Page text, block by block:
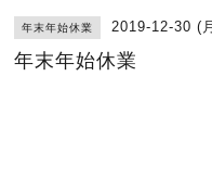
年末年始休業 2019-12-30 (
年末年始休業